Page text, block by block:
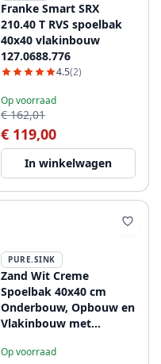
Franke Smart SRX
210.40 T RVS spoelbak
40x40 vlakinbouw
127.0688.776
4.5(2)
Op voorraad
€ 162,01
€ 119,00
In winkelwagen
PURE.SINK
Zand Wit Creme
Spoelbak 40x40 cm
Onderbouw, Opbouw en
Vlakinbouw met
1208970542
Op voorraad